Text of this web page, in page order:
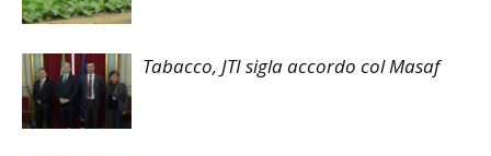
Tabacco, JTI sigla accordo col Masaf